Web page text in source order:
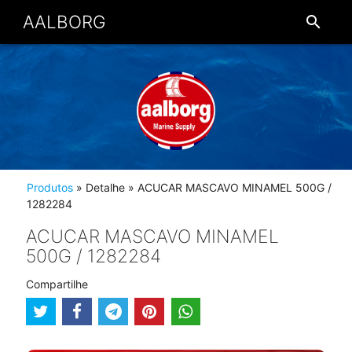
AALBORG search
Produtos » Detalhe » ACUCAR MASCAVO MINAMEL 500G /
1282284
ACUCAR MASCAVO MINAMEL
500G / 1282284
Compartilhe